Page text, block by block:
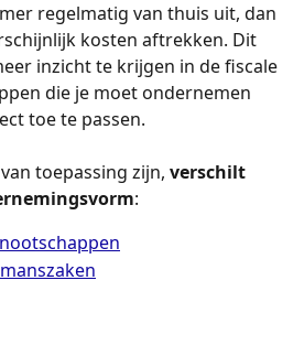
regelmatig van thuis uit, dan
kosten aftrekken. Dit
inzicht te krijgen in de fiscale
die je moet ondernemen
toe te passen.
toepassing zijn, verschilt
: